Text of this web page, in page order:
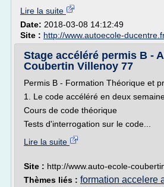
Lire la suite
Date: 2018-03-08 14:12:49
Site : http://www.autoecole-
Stage accéléré permis B -
Coubertin Villenoy 77
Permis B - Formation Théorique et
1. Le code accéléré en deux
Cours de code théorique
Tests d'interrogation sur le code...
Lire la suite
Site : http://www.auto-ecole-
Thèmes liés : formation accelere